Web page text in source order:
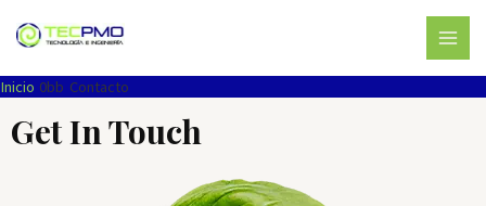
MAIN
Inicio Contacto
Get In Touch